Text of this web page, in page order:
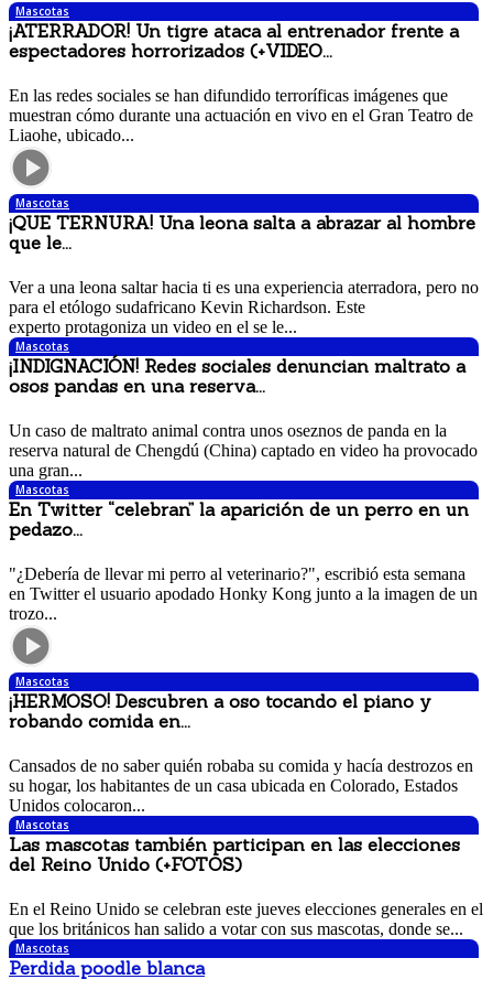
Mascotas
¡ATERRADOR! Un tigre ataca al entrenador frente a
espectadores horrorizados (+VIDEO...
En las redes sociales se han difundido terroríficas imágenes que
muestran cómo durante una actuación en vivo en el Gran Teatro de
Liaohe, ubicado...
Mascotas
¡QUE TERNURA! Una leona salta a abrazar al hombre
que le...
Ver a una leona saltar hacia ti es una experiencia aterradora, pero no
para el etólogo sudafricano Kevin Richardson. Este
experto protagoniza un video en el se le...
Mascotas
¡INDIGNACIÓN! Redes sociales denuncian maltrato a
osos pandas en una reserva...
Un caso de maltrato animal contra unos oseznos de panda en la
reserva natural de Chengdú (China) captado en video ha provocado
una gran...
Mascotas
En Twitter “celebran” la aparición de un perro en un
pedazo...
"¿Debería de llevar mi perro al veterinario?", escribió esta semana
en Twitter el usuario apodado Honky Kong junto a la imagen de un
trozo...
Mascotas
¡HERMOSO! Descubren a oso tocando el piano y
robando comida en...
Cansados de no saber quién robaba su comida y hacía destrozos en
su hogar, los habitantes de un casa ubicada en Colorado, Estados
Unidos colocaron...
Mascotas
Las mascotas también participan en las elecciones
del Reino Unido (+FOTOS)
En el Reino Unido se celebran este jueves elecciones generales en el
que los británicos han salido a votar con sus mascotas, donde se...
Mascotas
Perdida poodle blanca